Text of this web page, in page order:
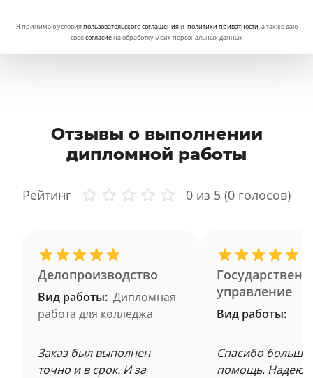
Я принимаю условияпользовательского соглашенияи политики приватности, а также даю
своесогласиена обработку моих персональных данных
Отзывы о выполнении
дипломной работы
Рейтинг 0 из 5 (0 голосов)
Делопроизводство
Вид работы: Дипломная
работа для колледжа
Заказ был выполнен
точно и в срок. И за
управление
Вид работы:
Спасибо
помощь.